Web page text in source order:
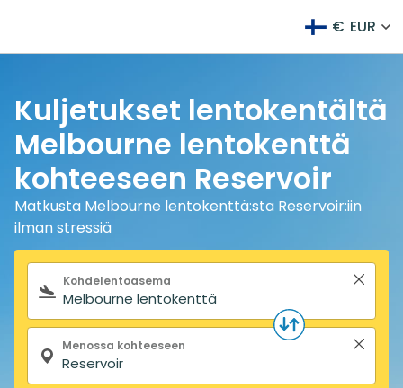
€ EUR
Kuljetukset lentokentältä
Melbourne lentokenttä
kohteeseen Reservoir
Matkusta Melbourne lentokenttä:sta Reservoir:iin
ilman stressiä
Hakulomake
Kohdelentoasema
Menossa kohteeseen